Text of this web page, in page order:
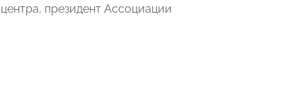
президент Ассоциации